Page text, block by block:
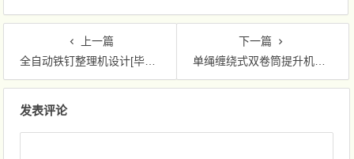
上一篇
全自动铁钉整理机设计[毕业论文+Solidworks模型+CAD图纸]
下一篇
单绳缠绕式双卷筒提升机设计[毕业论文+Solidworks模型+CAD图纸]
发表评论